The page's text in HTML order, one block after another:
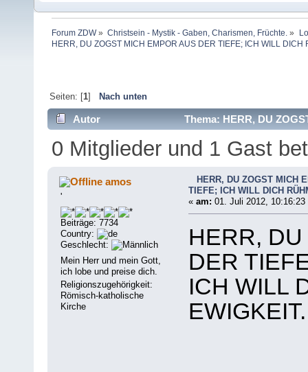
Forum ZDW» Christsein - Mystik - Gaben, Charismen, Früchte. »
HERR, DU ZOGST MICH EMPOR AUS DER TIEFE; ICH WILL DICH
Seiten: [1] Nach unten
Autor
Thema: HERR, DU
EWIGKEIT. (Gelesen 9767 mal)
0 Mitglieder und 1 Gast
amos
'
Beiträge: 7734
Country:
Geschlecht:
Mein Herr und mein Gott,
ich lobe und preise dich.
Religionszugehörigkeit:
Römisch-katholische
Kirche
HERR, DU ZOGST MICH
TIEFE; ICH WILL DICH
« am: 01. Juli 2012, 10:16:23
HERR,
DER
ICH WILL
EWIGKEIT.